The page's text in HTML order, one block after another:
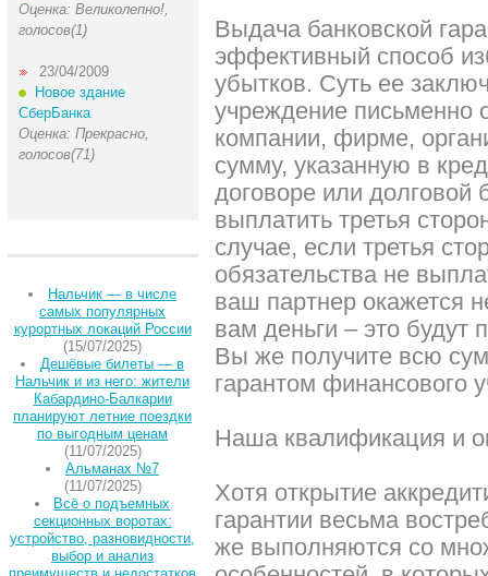
Оценка: Великолепно!,
голосов(1)
23/04/2009
Новое здание
СберБанка
Оценка: Прекрасно,
голосов(71)
Нальчик — в числе
самых популярных
курортных локаций России
(15/07/2025)
Дешёвые билеты — в
Нальчик и из него: жители
Кабардино-Балкарии
планируют летние поездки
по выгодным ценам
(11/07/2025)
Альманах №7
(11/07/2025)
Всё о подъемных
секционных воротах:
устройство, разновидности,
выбор и анализ
Выдача банковской
эффективный способ
убытков. Суть ее
учреждение письменно
компании, фирме,
сумму, указанную в
договоре или долговой
выплатить третья
случае, если третья
обязательства не
ваш партнер окажется
вам деньги – это
Вы же получите всю
гарантом финансового
Наша квалификация и
Хотя открытие
гарантии весьма
же выполняются со